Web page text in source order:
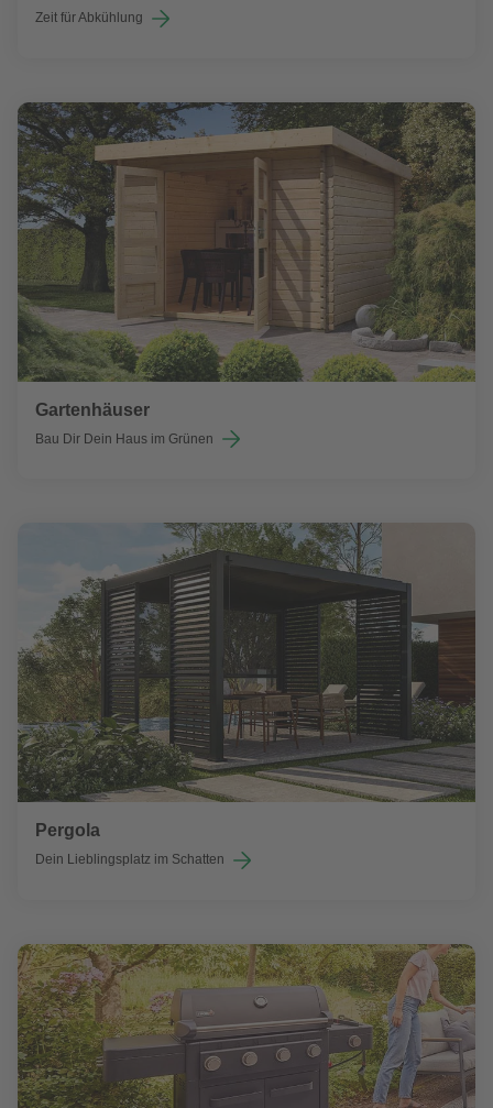
Zeit für Abkühlung
Gartenhäuser
Bau Dir Dein Haus im Grünen
Pergola
Dein Lieblingsplatz im Schatten